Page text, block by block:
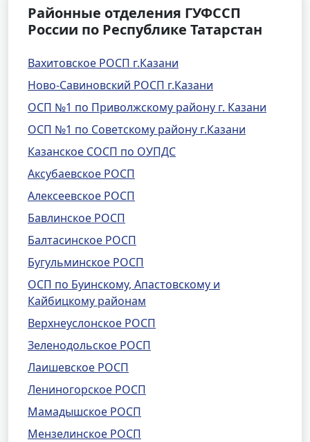
Районные отделения ГУФССП
России по Республике Татарстан
Вахитовское РОСП г.Казани
Ново-Савиновский РОСП г.Казани
ОСП №1 по Приволжскому району г. Казани
ОСП №1 по Советскому району г.Казани
Казанское СОСП по ОУПДС
Аксубаевское РОСП
Алексеевское РОСП
Бавлинское РОСП
Балтасинское РОСП
Бугульминское РОСП
ОСП по Буинскому, Апастовскому и
Кайбицкому районам
Верхнеуслонское РОСП
Зеленодольское РОСП
Лаишевское РОСП
Лениногорское РОСП
Мамадышское РОСП
Мензелинское РОСП